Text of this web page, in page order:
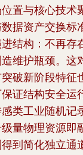
置与核心技术
据资产交换标
结构：不再存
维护瓶颈。这
破新阶段特征
证结构安全运
类工业随机记
量物理资源即
到简化独立通